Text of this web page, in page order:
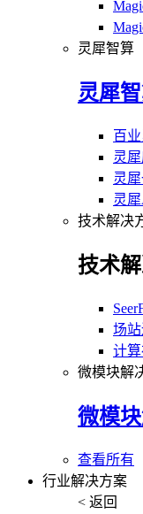
灵犀智算
灵犀
百
灵
灵
灵
技术解决
技术
场
计
微模块解
微模
查看所有
行业解决方案
< 返回